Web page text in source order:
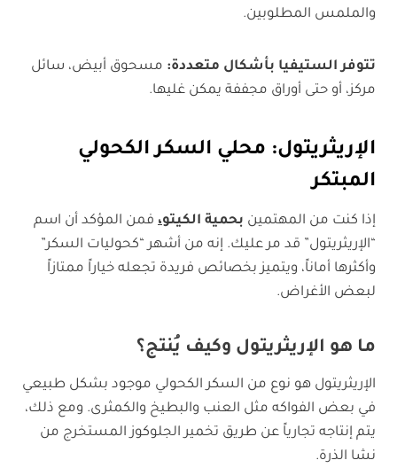
والملمس المطلوبين.
تتوفر الستيفيا بأشكال متعددة: مسحوق أبيض، سائل
مركز، أو حتى أوراق مجففة يمكن غليها.
الإريثريتول: محلي السكر الكحولي
المبتكر
إذا كنت من المهتمين بحمية الكيتو، فمن المؤكد أن اسم
“الإريثريتول” قد مر عليك. إنه من أشهر “كحوليات السكر”
وأكثرها أماناً، ويتميز بخصائص فريدة تجعله خياراً ممتازاً
لبعض الأغراض.
ما هو الإريثريتول وكيف يُنتج؟
الإريثريتول هو نوع من السكر الكحولي موجود بشكل طبيعي
في بعض الفواكه مثل العنب والبطيخ والكمثرى. ومع ذلك،
يتم إنتاجه تجارياً عن طريق تخمير الجلوكوز المستخرج من
نشا الذرة.